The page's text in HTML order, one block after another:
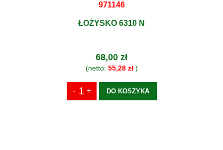
971146
ŁOŻYSKO 6310 N
68,00 zł
(netto: 55,28 zł)
DO KOSZYKA